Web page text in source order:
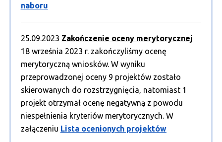
naboru
25.09.2023 Zakończenie oceny merytorycznej
18 września 2023 r. zakończyliśmy ocenę
merytoryczną wniosków. W wyniku
przeprowadzonej oceny 9 projektów zostało
skierowanych do rozstrzygnięcia, natomiast 1
projekt otrzymał ocenę negatywną z powodu
niespełnienia kryteriów merytorycznych. W
załączeniu Lista ocenionych projektów